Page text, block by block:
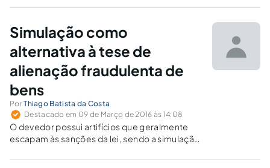
mesmo imóvel.
Simulação como
alternativa à tese de
alienação fraudulenta de
bens
PorThiago Batista da Costa
Destacado em 09 de Março de 2016 às 14:08
O devedor possui artifícios que geralmente
escapam às sanções da lei, sendo a simulação
os instrumentos jurídicos mais utilizados para